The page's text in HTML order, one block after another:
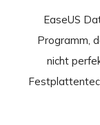
EaseUS
Programm,
nicht